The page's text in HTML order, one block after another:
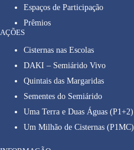
Espaços de Participação
Prêmios
AÇÕES
Cisternas nas Escolas
DAKI – Semiárido Vivo
Quintais das Margaridas
Sementes do Semiárido
Uma Terra e Duas Águas (P1+2)
Um Milhão de Cisternas (P1MC)